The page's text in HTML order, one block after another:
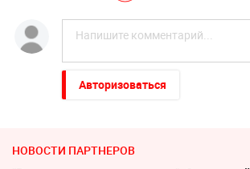
Авторизоваться
НОВОСТИ ПАРТНЕРОВ